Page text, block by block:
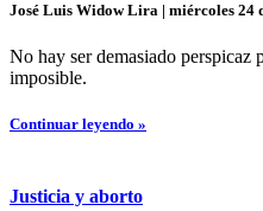
José Luis Widow Lira | miércoles 24
No hay ser demasiado perspicaz
imposible.
Continuar leyendo »
Justicia y aborto